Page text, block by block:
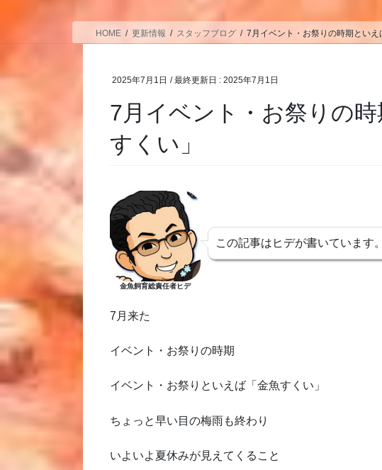
HOME 更新情報 スタッフブログ 7月イベント・お祭りの時期といえ
2025年7月1日 / 最終更新日 :2025年7月1日
7月イベント・お祭りの
すくい」
金魚飼育総責任者ヒデ
この記事はヒデが書いています。
7月来た
イベント・お祭りの時期
イベント・お祭りといえば「金魚すくい」
ちょっと早い目の梅雨も終わり
いよいよ夏休みが見えてくること